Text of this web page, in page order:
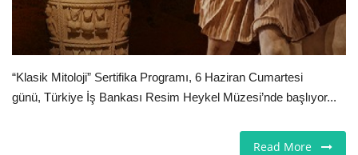
Pazaryeri
Firma Rehberi
“Klasik Mitoloji” Sertifika Programı, 6 Haziran Cumartesi
günü, Türkiye İş Bankası Resim Heykel Müzesi’nde başlıyor...
Read More